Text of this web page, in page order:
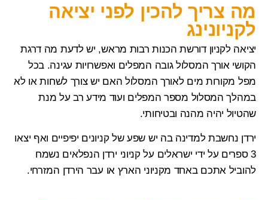
מה צריך להכין לפני יציאה
לקניונינג
יציאה לקניון דורשת הכנות רבות מראש, יש לדעת מה דרגת
הקושי אורך המסלול גובה המפלים ואפשרויות עגינה. בכל
מפל מקורות מים לאורך המסלול האם יש צורך לשחות או לא
במהלך המסלול מספר המפלים ועוד מידע רב על מנת
שהטיול יהיה מהנה ובטיחותי.
ירדן נחשבת למדינה בה יש שפע של קניונים יפיפיים ואף יצאו
3 ספרים על ידי ישראלים על
קניוני ירדן הנפלאים נשמח
להוביל אתכם באחד מקניוני הארץ או עבר הירדן המזרחי.